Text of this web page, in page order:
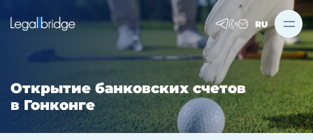
RU
Открытие банковских счетов
в Гонконге